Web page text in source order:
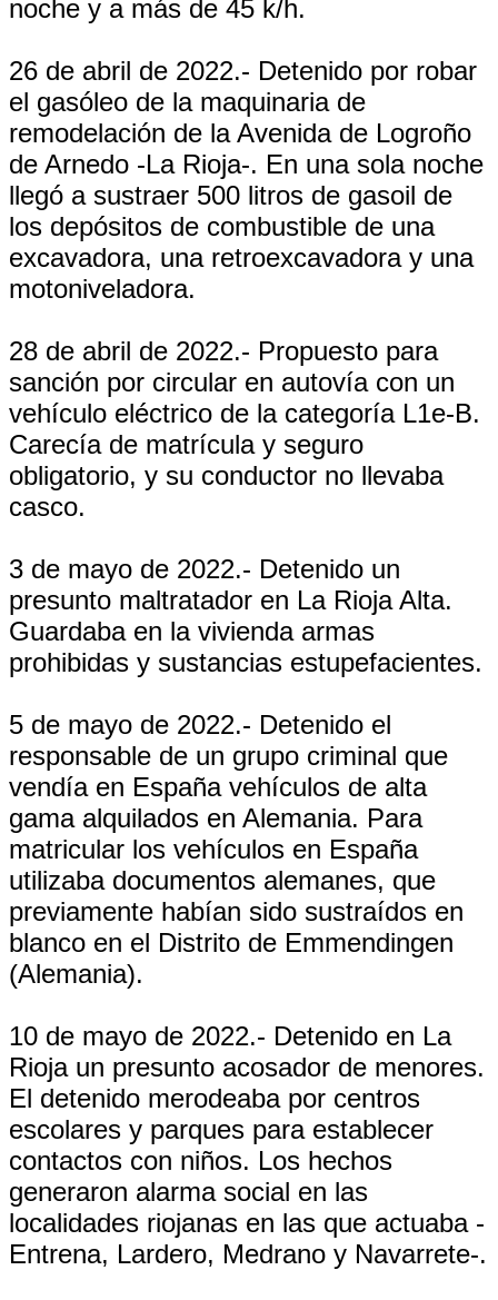
noche y a más de 45 k/h.
26 de abril de 2022.- Detenido por robar
el gasóleo de la maquinaria de
remodelación de la Avenida de Logroño
de Arnedo -La Rioja-. En una sola noche
llegó a sustraer 500 litros de gasoil de
los depósitos de combustible de una
excavadora, una retroexcavadora y una
motoniveladora.
28 de abril de 2022.- Propuesto para
sanción por circular en autovía con un
vehículo eléctrico de la categoría L1e-B.
Carecía de matrícula y seguro
obligatorio, y su conductor no llevaba
casco.
3 de mayo de 2022.- Detenido un
presunto maltratador en La Rioja Alta.
Guardaba en la vivienda armas
prohibidas y sustancias estupefacientes.
5 de mayo de 2022.- Detenido el
responsable de un grupo criminal que
vendía en España vehículos de alta
gama alquilados en Alemania. Para
matricular los vehículos en España
utilizaba documentos alemanes, que
previamente habían sido sustraídos en
blanco en el Distrito de Emmendingen
(Alemania).
10 de mayo de 2022.- Detenido en La
Rioja un presunto acosador de menores.
El detenido merodeaba por centros
escolares y parques para establecer
contactos con niños. Los hechos
generaron alarma social en las
localidades riojanas en las que actuaba -
Entrena, Lardero, Medrano y Navarrete-.